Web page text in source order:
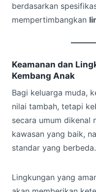
berdasarkan
mempertimbangkan
Keamanan dan
Kembang Anak
Bagi keluarga muda,
nilai tambah, tetapi
secara umum dikenal
kawasan yang baik,
standar yang berbeda.
Lingkungan yang